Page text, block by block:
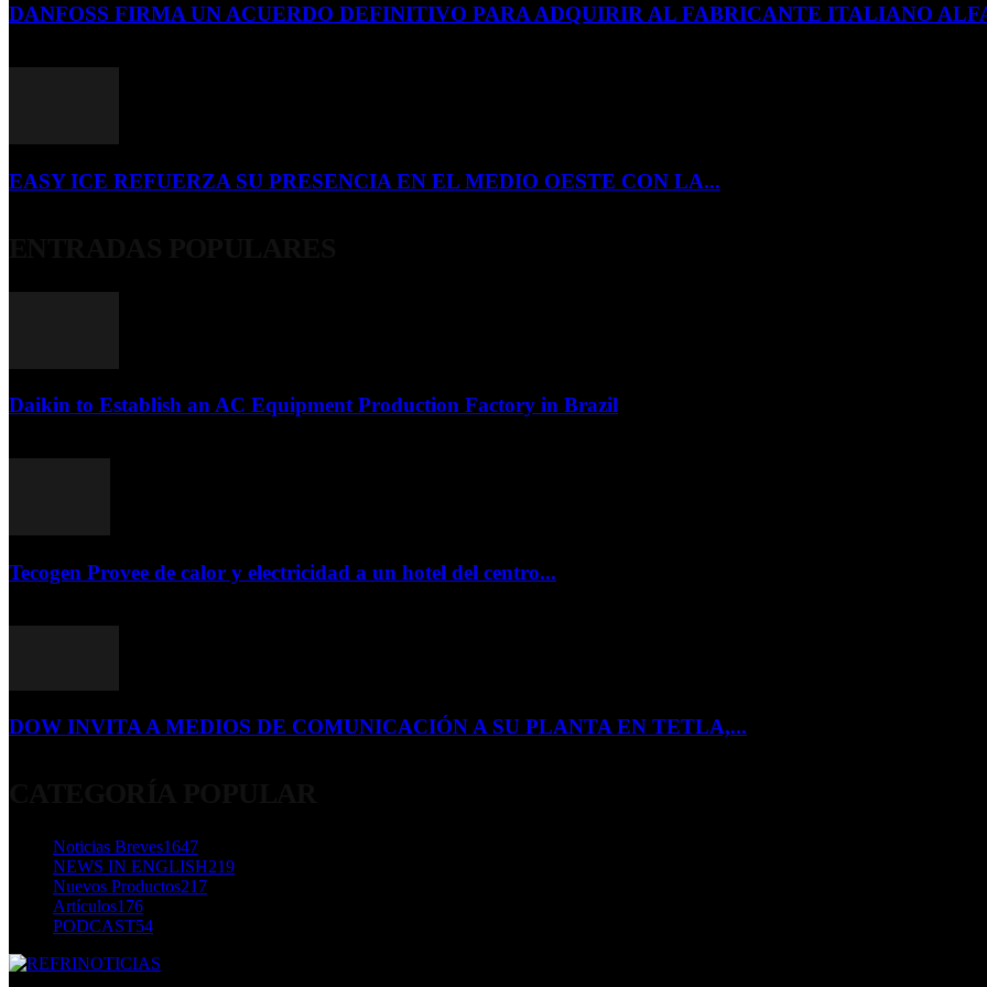
DANFOSS FIRMA UN ACUERDO DEFINITIVO PARA ADQUIRIR AL FABRICANTE ITALIANO
EASY ICE REFUERZA SU PRESENCIA EN EL MEDIO OESTE CON LA...
Daikin to Establish an AC Equipment Production Factory in Brazil
Tecogen Provee de calor y electricidad a un hotel del centro...
DOW INVITA A MEDIOS DE COMUNICACIÓN A SU PLANTA EN TETLA,...
Noticias Breves1647
NEWS IN ENGLISH219
Nuevos Productos217
Artículos176
PODCAST54